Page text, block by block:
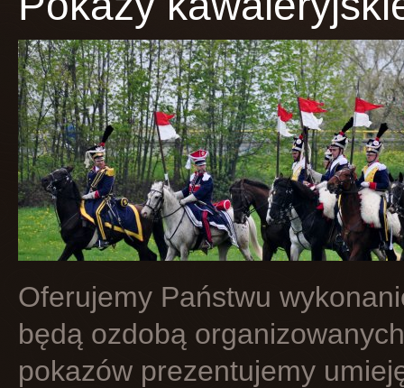
Oferujemy Państwu
będą ozdobą
pokazów prezentujemy